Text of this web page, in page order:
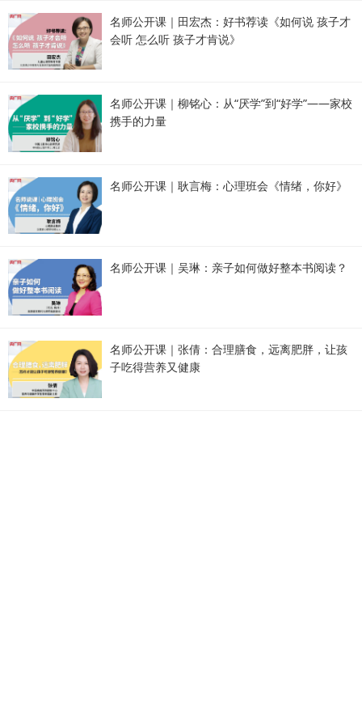
名师公开课｜田宏杰：好书荐读《如何说 孩子才
会听 怎么听 孩子才肯说》
名师公开课｜柳铭心：从“厌学”到“好学”——家校
携手的力量
名师公开课｜耿言梅：心理班会《情绪，你好》
名师公开课｜吴琳：亲子如何做好整本书阅读？
名师公开课｜张倩：合理膳食，远离肥胖，让孩
子吃得营养又健康